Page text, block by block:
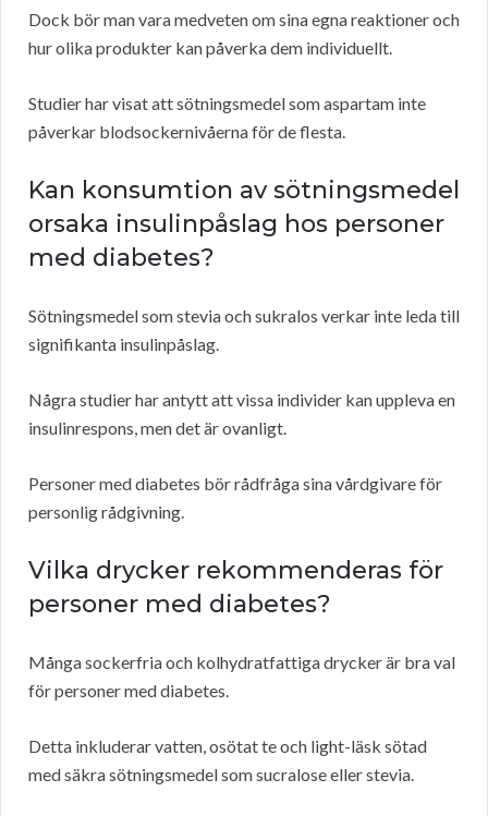
Dock bör man vara medveten om sina egna reaktioner och
hur olika produkter kan påverka dem individuellt.
Studier har visat att sötningsmedel som aspartam inte
påverkar blodsockernivåerna för de flesta.
Kan konsumtion av sötningsmedel
orsaka insulinpåslag hos personer
med diabetes?
Sötningsmedel som stevia och sukralos verkar inte leda till
signifikanta insulinpåslag.
Några studier har antytt att vissa individer kan uppleva en
insulinrespons, men det är ovanligt.
Personer med diabetes bör rådfråga sina vårdgivare för
personlig rådgivning.
Vilka drycker rekommenderas för
personer med diabetes?
Många sockerfria och kolhydratfattiga drycker är bra val
för personer med diabetes.
Detta inkluderar vatten, osötat te och light-läsk sötad
med säkra sötningsmedel som sucralose eller stevia.